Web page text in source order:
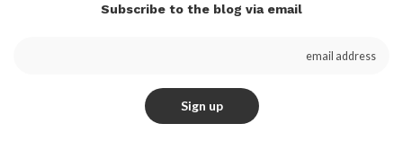
Subscribe to the blog via email